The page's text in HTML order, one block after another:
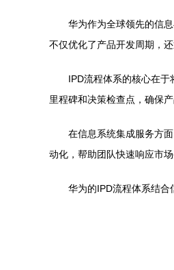
华为作为全球领先的信
不仅优化了产品开发周期，
IPD流程体系的核心在
里程碑和决策检查点，确保
在信息系统集成服务方
动化，帮助团队快速响应市
华为的IPD流程体系结